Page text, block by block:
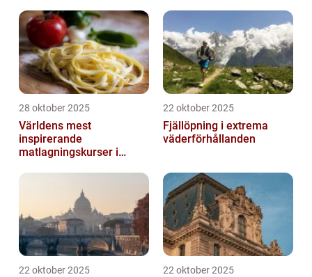
28 oktober 2025
Världens mest
inspirerande
matlagningskurser i
22 oktober 2025
Fjällöpning i extrema
väderförhållanden
22 oktober 2025 22 oktober 2025